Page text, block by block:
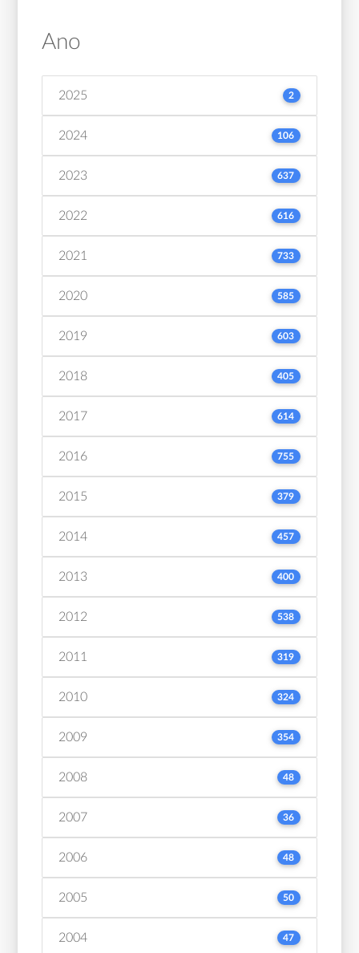
Ano
2025 2
2024 106
2023 637
2022 616
2021 733
2020 585
2019 603
2018 405
2017 614
2016 755
2015 379
2014 457
2013 400
2012 538
2011 319
2010 324
2009 354
2008 48
2007 36
2006 48
2005 50
2004 47